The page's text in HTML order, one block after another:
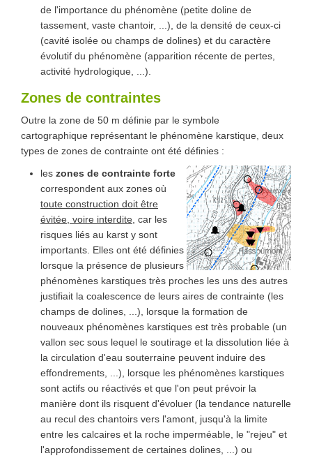
de l'importance du phénomène (petite doline de
tassement, vaste chantoir, ...), de la densité de ceux-ci
(cavité isolée ou champs de dolines) et du caractère
évolutif du phénomène (apparition récente de pertes,
activité hydrologique, ...).
Zones de contraintes
Outre la zone de 50 m définie par le symbole
cartographique représentant le phénomène karstique, deux
types de zones de contrainte ont été définies :
les zones de contrainte forte
correspondent aux zones où
toute construction doit être
évitée, voire interdite , car les
risques liés au karst y sont
importants. Elles ont été définies
lorsque la présence de plusieurs
phénomènes karstiques très proches les uns des autres
justifiait la coalescence de leurs aires de contrainte (les
champs de dolines, ...), lorsque la formation de
nouveaux phénomènes karstiques est très probable (un
vallon sec sous lequel le soutirage et la dissolution liée à
la circulation d'eau souterraine peuvent induire des
effondrements, ...), lorsque les phénomènes karstiques
sont actifs ou réactivés et que l'on peut prévoir la
manière dont ils risquent d'évoluer (la tendance naturelle
au recul des chantoirs vers l'amont, jusqu'à la limite
entre les calcaires et la roche imperméable, le "rejeu" et
l'approfondissement de certaines dolines, ...) ou